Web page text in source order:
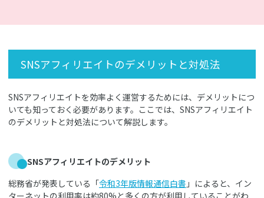
SNSアフィリエイトのデメリットと対処法
SNSアフィリエイトを効率よく運営するためには、デメリットにつ
いても知っておく必要があります。ここでは、SNSアフィリエイト
のデメリットと対処法について解説します。
SNSアフィリエイトのデメリット
総務省が発表している「令和3年版情報通信白書 」によると、イン